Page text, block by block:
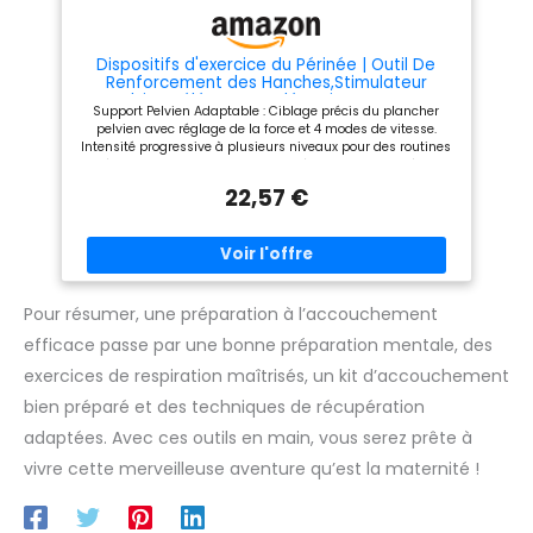
éclat et un confort durables
activation étape par étape et
d'un contrôle à bouton unique,
cet appareil garantit une
manipulation intuitive avec
un mouvement d'irradiation
ciblé pour une application
Dispositifs d'exercice du Périnée | Outil De
Renforcement des Hanches,Stimulateur
Pelvien Télécommandé 4 Niveaux pour
Rééducation Fitness Maison Post-
Accouchement Yoga Pilates
Support Pelvien Adaptable : Ciblage précis du plancher
pelvien avec réglage de la force et 4 modes de vitesse.
Intensité progressive à plusieurs niveaux pour des routines
débutantes confortables. Stabilité et prise optimisées :
matière hypoallergénique pour des séances d'exercices
à son design compact et son poids léger, ce dispositif
portatif est idéal pour l'entraînement en extérieur et d'une
commodité pour les séances à domicile ou en studio.
Technologie de stimulation : Favorise la récupération
musculaire post-accouchement via un ciblage précis des
zones pelviennes. Application inclusive unisexe. Utilisation
pratique : Optimisez votre routine grâce à une
télécommande sans fil pour une transition fluide entre les
modes et un réglage facile des intensités, permettant des
exercices du plancher pelvien continus et une prise en main
immédiate sans étapes complexes.
22,57 €
Pour résumer, une préparation à l’accouchement
efficace passe par une bonne préparation mentale, des
exercices de respiration maîtrisés, un kit d’accouchement
bien préparé et des techniques de récupération
adaptées. Avec ces outils en main, vous serez prête à
vivre cette merveilleuse aventure qu’est la maternité !